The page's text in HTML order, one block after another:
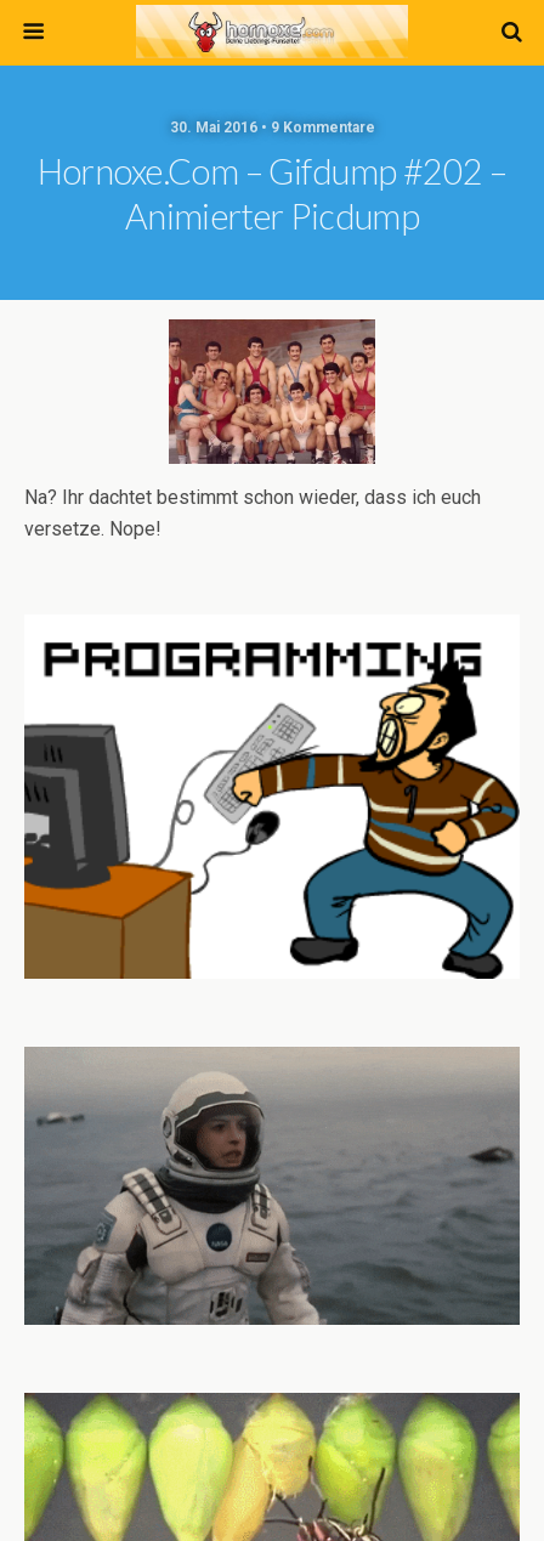
30. Mai 2016 • 9 Kommentare
Hornoxe.com – Gifdump #202 –
Animierter Picdump
Na? Ihr dachtet bestimmt schon wieder, dass ich euch
versetze. Nope!